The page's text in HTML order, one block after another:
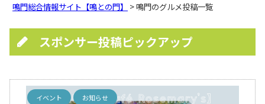
鳴門総合情報サイト【鳴との門】 > 鳴門のグルメ投稿一覧
スポンサー投稿ピックアップ
イベント お知らせ